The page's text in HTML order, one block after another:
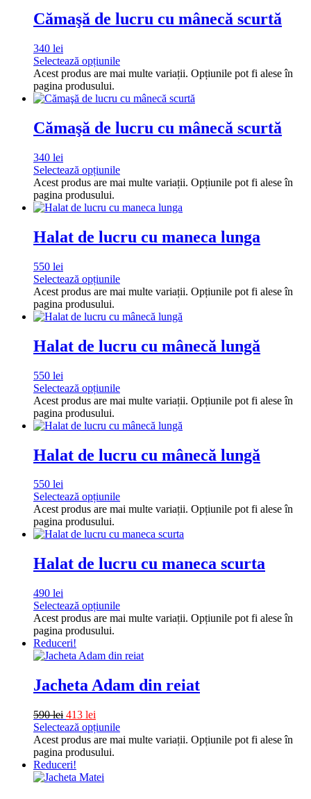
Cămaşă de lucru cu mânecă scurtă
340 lei
Selectează opțiunile
Acest produs are mai multe variații. Opțiunile pot fi alese în
pagina produsului.
Cămaşă de lucru cu mânecă scurtă
340 lei
Selectează opțiunile
Acest produs are mai multe variații. Opțiunile pot fi alese în
pagina produsului.
Halat de lucru cu maneca lunga
550 lei
Selectează opțiunile
Acest produs are mai multe variații. Opțiunile pot fi alese în
pagina produsului.
Halat de lucru cu mânecă lungă
550 lei
Selectează opțiunile
Acest produs are mai multe variații. Opțiunile pot fi alese în
pagina produsului.
Halat de lucru cu mânecă lungă
550 lei
Selectează opțiunile
Acest produs are mai multe variații. Opțiunile pot fi alese în
pagina produsului.
Halat de lucru cu maneca scurta
490 lei
Selectează opțiunile
Acest produs are mai multe variații. Opțiunile pot fi alese în
pagina produsului.
Reduceri!
Jacheta Adam din reiat
590lei 413 lei
Selectează opțiunile
Acest produs are mai multe variații. Opțiunile pot fi alese în
pagina produsului.
Reduceri!